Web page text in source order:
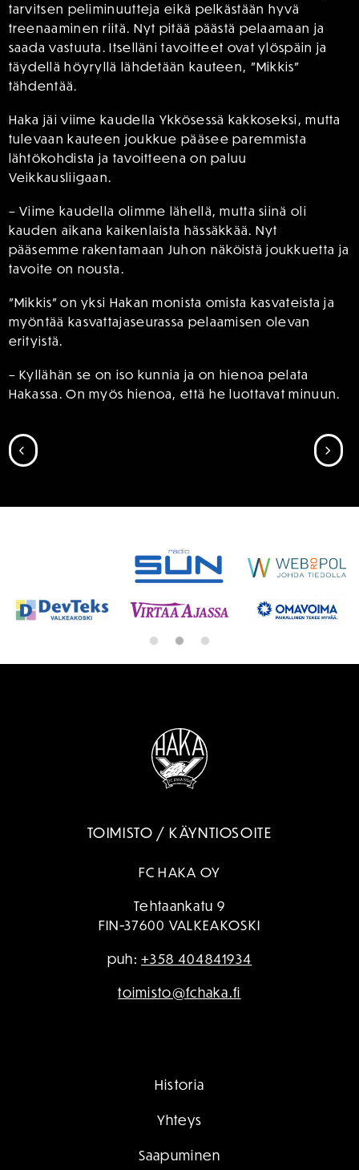
tarvitsen peliminuutteja eikä pelkästään hyvä
treenaaminen riitä. Nyt pitää päästä pelaamaan ja
saada vastuuta. Itselläni tavoitteet ovat ylöspäin ja
täydellä höyryllä lähdetään kauteen, ”Mikkis”
tähdentää.
Haka jäi viime kaudella Ykkösessä kakkoseksi, mutta
tulevaan kauteen joukkue pääsee paremmista
lähtökohdista ja tavoitteena on paluu
Veikkausliigaan.
– Viime kaudella olimme lähellä, mutta siinä oli
kauden aikana kaikenlaista hässäkkää. Nyt
pääsemme rakentamaan Juhon näköistä joukkuetta ja
tavoite on nousta.
”Mikkis” on yksi Hakan monista omista kasvateista ja
myöntää kasvattajaseurassa pelaamisen olevan
erityistä.
– Kyllähän se on iso kunnia ja on hienoa pelata
Hakassa. On myös hienoa, että he luottavat minuun.
SIIRRY EDELLISEEN
TOIMISTO / KÄYNTIOSOITE
FC HAKA OY
Tehtaankatu 9
FIN-37600 VALKEAKOSKI
puh:+358 404841934
toimisto@fchaka.fi
Historia
Yhteys
Saapuminen